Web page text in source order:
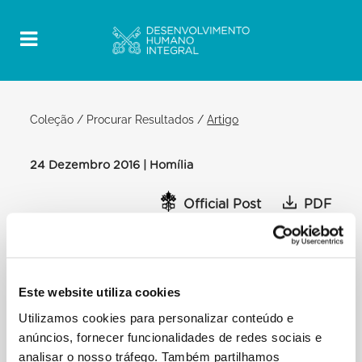
Este website utiliza cookies
Utilizamos cookies para personalizar conteúdo e
anúncios, fornecer funcionalidades de redes sociais e
analisar o nosso tráfego. Também partilhamos
Coleção / Procurar Resultados /Artigo
24 Dezembro 2016 | Homília
Official Post PDF
NATAL DO SENHOR HOMILIA DO PAPA
[…] Deixemo-nos interpelar pelo Menino na
interpelar também pelas crianças que, hoje, não são
reclinadas num berço nem
acariciadas pelo carinho duma mãe e dum pai, mas